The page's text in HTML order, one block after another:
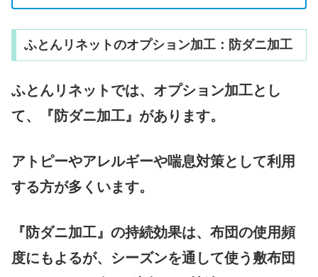
ふとんリネットのオプション加工：防ダニ加工
ふとんリネットでは、オプション加工とし
て、『防ダニ加工』があります。
アトピーやアレルギーや喘息対策として利用
する方が多くいます。
『防ダニ加工』の持続効果は、布団の使用頻
度にもよるが、シーズンを通して使う敷布団